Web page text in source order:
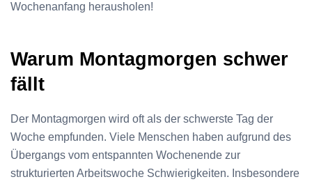
Wochenanfang herausholen!
Warum Montagmorgen schwer
fällt
Der Montagmorgen wird oft als der schwerste Tag der
Woche empfunden. Viele Menschen haben aufgrund des
Übergangs vom entspannten Wochenende zur
strukturierten Arbeitswoche Schwierigkeiten. Insbesondere